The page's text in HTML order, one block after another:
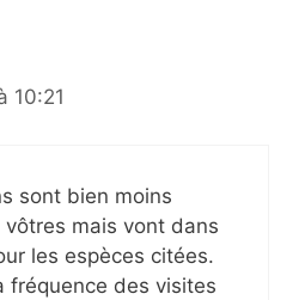
10:21
sont bien moins
mais vont dans
les espèces citées.
fréquence des visites